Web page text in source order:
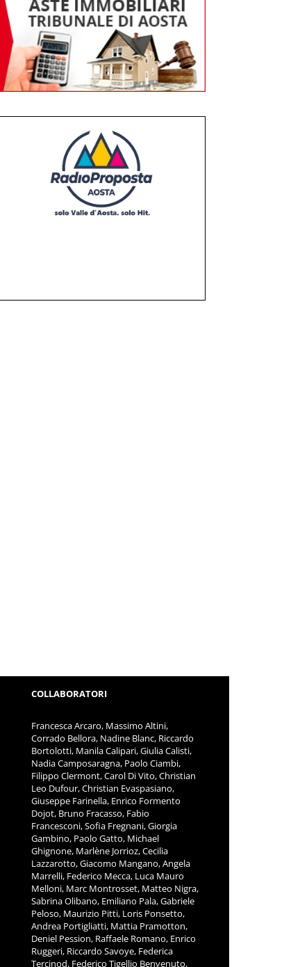
COLLABORATORI
Francesca Arcaro, Massimo Altini,
Corrado Bellora, Nadine Blanc, Riccardo
Bortolotti, Manila Calipari, Giulia Calisti,
Nadia Camposaragna, Paolo Ciambi,
Filippo Clermont, Carol Di Vito, Christian
Leo Dufour, Christian Evaspasiano,
Giuseppe Farinella, Enrico Formento
Dojot, Bruno Fracasso, Fabio
Francesconi, Sofia Fregnani, Giorgia
Gambino, Paolo Gatto, Michael
Ghignone, Marlène Jorrioz, Cecilia
Lazzarotto, Giacomo Mangano, Angela
Marrelli, Federico Mecca, Luca Mauro
Melloni, Marc Montrosset, Matteo Nigra,
Sabrina Olibano, Emiliano Pala, Gabriele
Peloso, Maurizio Pitti, Loris Ponsetto,
Andrea Portigliatti, Mattia Pramotton,
Deniel Pession, Raffaele Romano, Enrico
Ruggeri, Riccardo Savoye, Federica
Tercinod, Federico Tigellio Benvenuto,